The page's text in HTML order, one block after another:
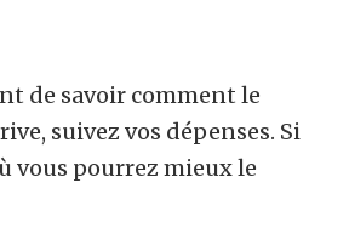
de savoir comment le
suivez vos dépenses. Si
vous pourrez mieux le